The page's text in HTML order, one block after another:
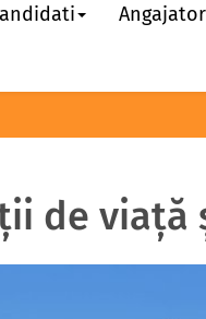
de viață